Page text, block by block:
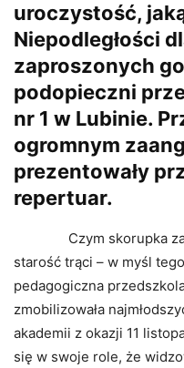
uroczystość,
Niepodległości
zaproszonych
podopieczni
nr 1 w Lubinie.
ogromnym
prezentowały
repertuar.
Czym skorupka za
starość trąci – w myśl
pedagogiczna
zmobilizowała
akademii z okazji 11
się w swoje role, że